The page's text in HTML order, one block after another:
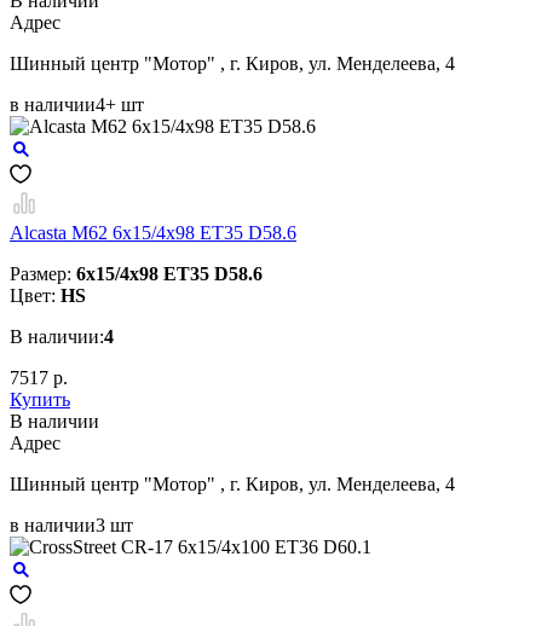
Aдрес
Шинный центр "Мотор" , г. Киров, ул. Менделеева, 4
в наличии4+ шт
Alcasta M62 6x15/4x98 ET35 D58.6
Размер: 6x15/4x98 ET35 D58.6
Цвет: HS
В наличии:4
7517 р.
Купить
В наличии
Aдрес
Шинный центр "Мотор" , г. Киров, ул. Менделеева, 4
в наличии3 шт